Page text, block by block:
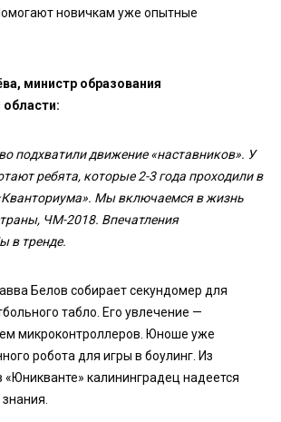
новичкам уже опытные
министр образования
области:
подхватили движение «наставников». У
ребята, которые 2-3 года проходили в
Мы включаемся в жизнь
ЧМ-2018. Впечатления
в тренде.
Белов собирает секундомер для
табло. Его увлечение —
микроконтроллеров. Юноше уже
робота для игры в боулинг. Из
калининградец надеется